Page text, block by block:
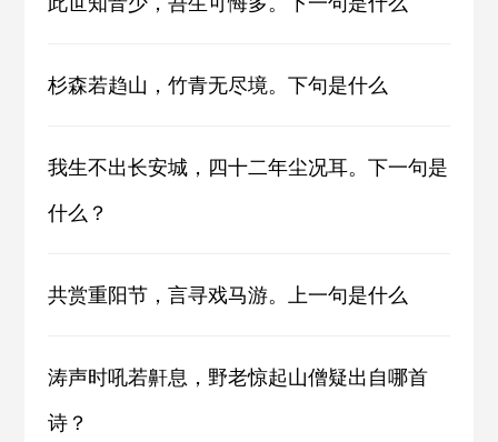
杉森若趋山，竹青无尽境。下句是什么
我生不出长安城，四十二年尘况耳。下一句是
什么？
共赏重阳节，言寻戏马游。上一句是什么
涛声时吼若鼾息，野老惊起山僧疑出自哪首
诗？